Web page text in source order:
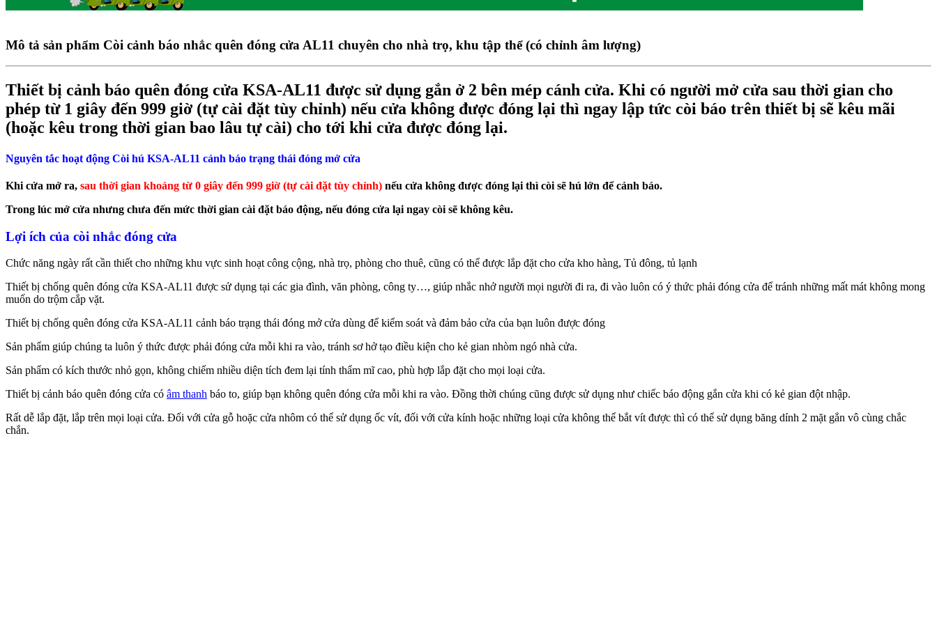
Mô tả sản phẩm Còi cảnh báo nhắc quên đóng cửa AL11 chuyên cho nhà trọ, khu tập thể (có chỉnh âm lượng)
Thiết bị cảnh báo quên đóng cửa KSA-AL11 được sử dụng gắn ở 2 bên mép cánh cửa. Khi có người mở cửa sau thời gian cho
phép từ 1 giây đến 999 giờ (tự cài đặt tùy chỉnh) nếu cửa không được đóng lại thì ngay lập tức còi báo trên thiết bị sẽ kêu mãi
(hoặc kêu trong thời gian bao lâu tự cài) cho tới khi cửa được đóng lại.
Nguyên tắc hoạt động Còi hú KSA-AL11 cảnh báo trạng thái đóng mở cửa
Khi cửa mở ra, sau thời gian khoảng từ 0 giây đến 999 giờ (tự cài đặt tùy chỉnh) nếu cửa không được đóng lại thì còi sẽ hú lớn để cảnh báo.
Trong lúc mở cửa nhưng chưa đến mức thời gian cài đặt báo động, nếu đóng cửa lại ngay còi sẽ không kêu.
Lợi ích của còi nhắc đóng cửa
Chức năng ngày rất cần thiết cho những khu vực sinh hoạt công cộng, nhà trọ, phòng cho thuê, cũng có thể được lắp đặt cho cửa kho hàng, Tủ đông, tủ lạnh
Thiết bị chống quên đóng cửa KSA-AL11 được sử dụng tại các gia đình, văn phòng, công ty…, giúp nhắc nhở người mọi người đi ra, đi vào luôn có ý thức phải đóng cửa để tránh những mất mát không mong
muốn do trộm cắp vặt.
Thiết bị chống quên đóng cửa KSA-AL11 cảnh báo trạng thái đóng mở cửa dùng để kiểm soát và đảm bảo cửa của bạn luôn được đóng
Sản phẩm giúp chúng ta luôn ý thức được phải đóng cửa mỗi khi ra vào, tránh sơ hở tạo điều kiện cho kẻ gian nhòm ngó nhà cửa.
Sản phẩm có kích thước nhỏ gọn, không chiếm nhiều diện tích đem lại tính thẩm mĩ cao, phù hợp lắp đặt cho mọi loại cửa.
Thiết bị cảnh báo quên đóng cửa có âm thanh báo to, giúp bạn không quên đóng cửa mỗi khi ra vào. Đồng thời chúng cũng được sử dụng như chiếc báo động gắn cửa khi có kẻ gian đột nhập.
Rất dễ lắp đặt, lắp trên mọi loại cửa. Đối với cửa gỗ hoặc cửa nhôm có thể sử dụng ốc vít, đối với cửa kính hoặc những loại cửa không thể bắt vít được thì có thể sử dụng băng dính 2 mặt gắn vô cùng chắc
chắn.